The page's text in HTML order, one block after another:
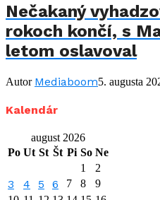
Nečakaný
rokoch končí, s
letom oslavoval
Autor Mediaboom5. augusta
Kalendár
august 2026
Po Ut St Št Pi So Ne
1
2
3 4 5 6 7 8
9